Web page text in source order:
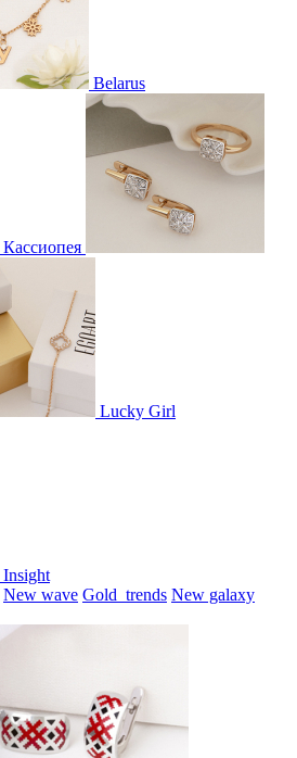
Belarus
Кассиопея
Lucky Girl
Insight
New wave Gold_trends New galaxy